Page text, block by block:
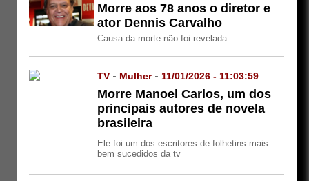
Morre aos 78 anos o diretor e
ator Dennis Carvalho
Causa da morte não foi revelada
TV - Mulher- 11/01/2026 - 11:03:59
Morre Manoel Carlos, um dos
principais autores de novela
brasileira
Ele foi um dos escritores de folhetins mais
bem sucedidos da tv